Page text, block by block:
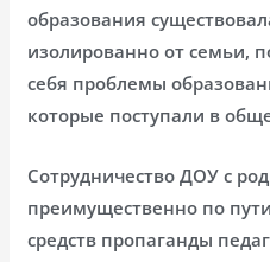
образования
изолированно от семьи,
себя проблемы
которые поступали в
Сотрудничество ДОУ с
преимущественно по
средств пропаганды